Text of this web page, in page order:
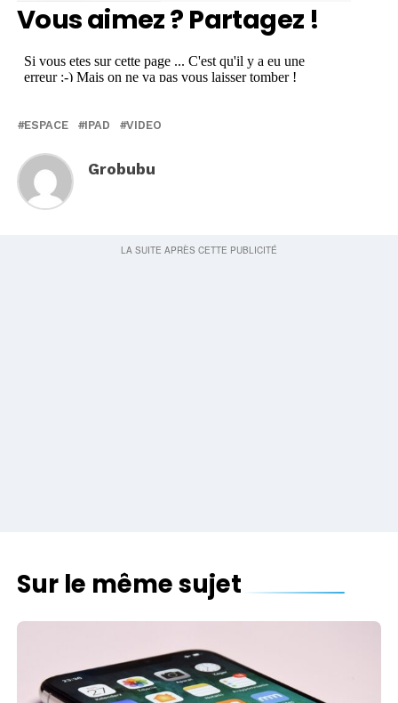
Vous aimez ? Partagez !
ESPACE IPAD VIDEO
Grobubu
Sur le même sujet